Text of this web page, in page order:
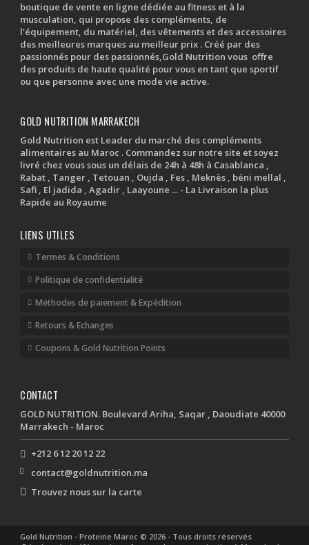
boutique de vente en ligne dédiée au fitness et à la
musculation, qui propose des compléments, de
l’équipement, du matériel, des vêtements et des accessoires
des meilleures marques au meilleur prix . Créé par des
passionnés pour des passionnés,Gold Nutrition vous offre
des produits de haute qualité pour vous en tant que sportif
ou que personne avec une mode vie active.
GOLD NUTRITION MARRAKECH
Gold Nutrition est Leader du marché des compléments
alimentaires au Maroc . Commandez sur notre site et soyez
livré chez vous sous un délais de 24h à 48h à Casablanca ,
Rabat , Tanger , Tetouan , Oujda , Fes , Meknès , béni mellal ,
Safi , El jadida , Agadir , Laayoune ... - La Livraison la plus
Rapide au Royaume
LIENS UTILES
Termes & Conditions
Politique de confidentialité
Méthodes de paiement & Expédition
Retours & Echanges
Coupons & Gold Nutrition Points
CONTACT
GOLD NUTRITION. Boulevard Ariha, Saqar , Daoudiate 40000
Marrakech - Maroc
+212 6 12 20 12 22
contact@goldnutrition.ma
Trouvez nous sur la carte
Gold Nutrition - Proteine Maroc © 2026 - Tous droits réservés